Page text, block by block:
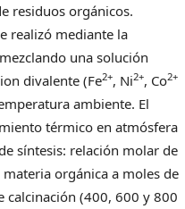
residuos orgánicos.
realizó mediante la
una solución
divalente (Fe2+, Ni2+, Co2+
ambiente. El
térmico en atmósfera
síntesis: relación molar de
orgánica a moles de
calcinación (400, 600 y 800